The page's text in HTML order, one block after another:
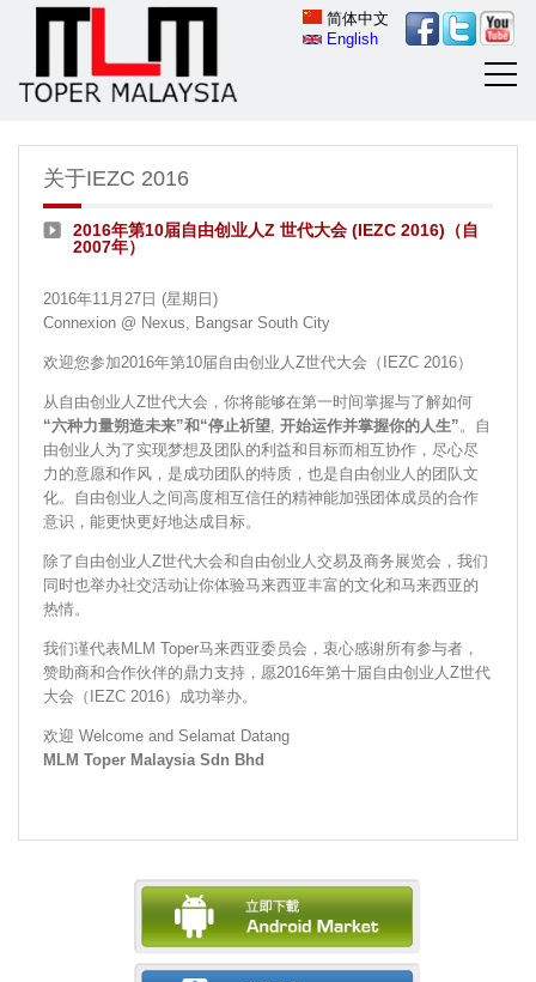
简体中文
English
关于IEZC 2016
2016年第10届自由创业人Z 世代大会 (IEZC 2016)（自
2007年）
2016年11月27日 (星期日)
Connexion @ Nexus, Bangsar South City
欢迎您参加2016年第10届自由创业人Z世代大会（IEZC 2016）
从自由创业人Z世代大会，你将能够在第一时间掌握与了解如何
“六种力量朔造未来”和“停止祈望, 开始运作并掌握你的人生”。自
由创业人为了实现梦想及团队的利益和目标而相互协作，尽心尽
力的意愿和作风，是成功团队的特质，也是自由创业人的团队文
化。自由创业人之间高度相互信任的精神能加强团体成员的合作
意识，能更快更好地达成目标。
除了自由创业人Z世代大会和自由创业人交易及商务展览会，我们
同时也举办社交活动让你体验马来西亚丰富的文化和马来西亚的
热情。
我们谨代表MLM Toper马来西亚委员会，衷心感谢所有参与者，
赞助商和合作伙伴的鼎力支持，愿2016年第十届自由创业人Z世代
大会（IEZC 2016）成功举办。
欢迎 Welcome and Selamat Datang
MLM Toper Malaysia Sdn Bhd